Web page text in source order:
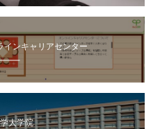
インキャリアセンター
大学院